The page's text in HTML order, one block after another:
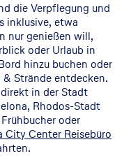
die Verpflegung und
inklusive, etwa
nur genießen will,
oder Urlaub in
hinzu buchen oder
Strände entdecken.
in der Stadt
Rhodos-Stadt
oder
City Center Reisebüro